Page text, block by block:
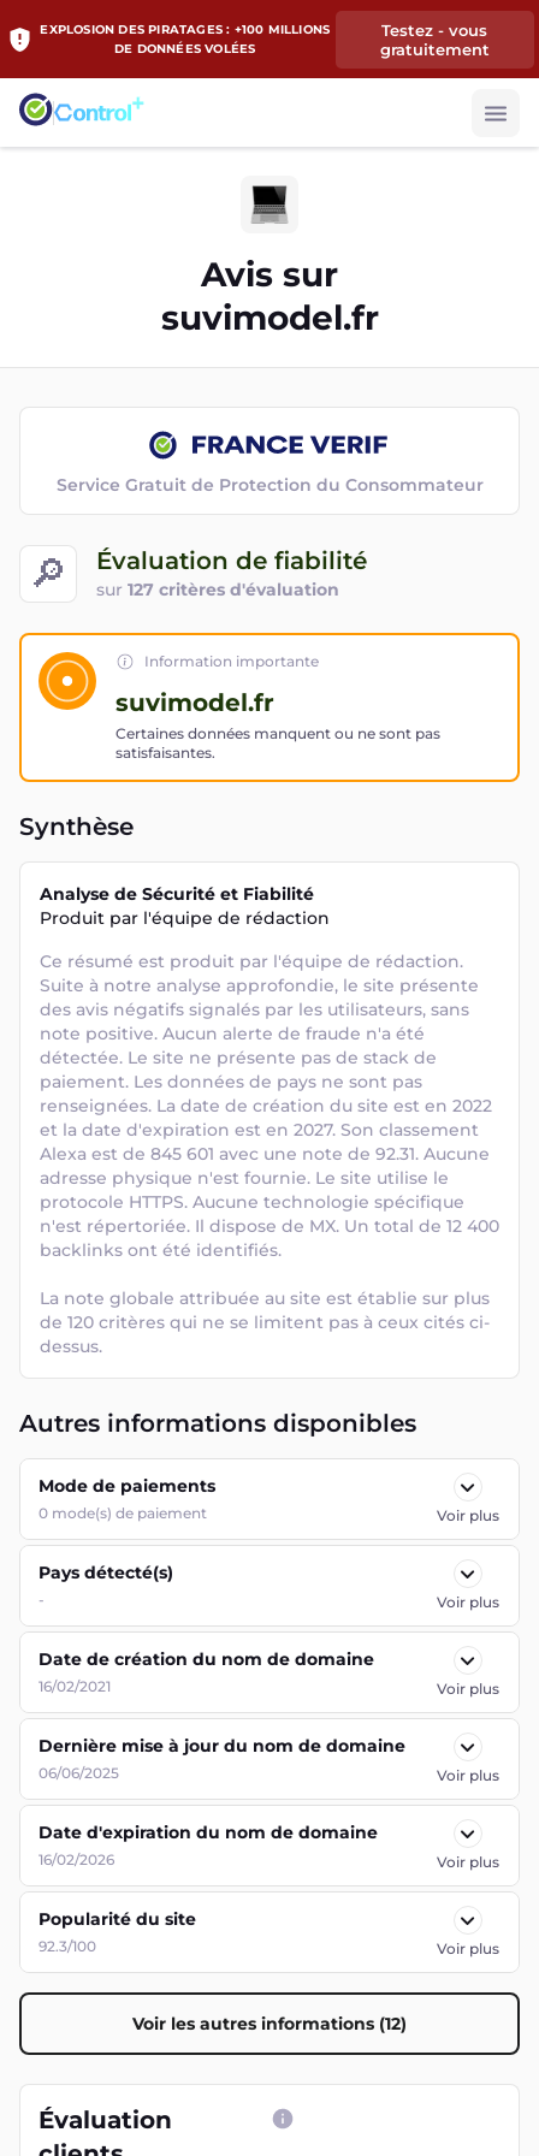
EXPLOSION DES PIRATAGES : +100 MILLIONS
DE DONNÉES VOLÉES
Testez - vous
gratuitement
Avis sur
suvimodel.fr
🔎 Évaluation de fiabilité
sur 127 critères d'évaluation
Service Gratuit de Protection du Consommateur
Information importante
suvimodel.fr
Certaines données manquent ou ne sont pas
satisfaisantes.
Synthèse
Analyse de Sécurité et Fiabilité
Produit par l'équipe de rédaction
Ce résumé est produit par l'équipe de rédaction.
Suite à notre analyse approfondie, le site présente
des avis négatifs signalés par les utilisateurs, sans
note positive. Aucun alerte de fraude n'a été
détectée. Le site ne présente pas de stack de
paiement. Les données de pays ne sont pas
renseignées. La date de création du site est en 2022
et la date d'expiration est en 2027. Son classement
Alexa est de 845 601 avec une note de 92.31. Aucune
adresse physique n'est fournie. Le site utilise le
protocole HTTPS. Aucune technologie spécifique
n'est répertoriée. Il dispose de MX. Un total de 12 400
backlinks ont été identifiés.
La note globale attribuée au site est établie sur plus
de 120 critères qui ne se limitent pas à ceux cités ci-
dessus.
Autres informations disponibles
Mode de paiements
0 mode(s) de paiement Voir plus
Pays détecté(s)
- Voir plus
Date de création du nom de domaine
16/02/2021 Voir plus
Dernière mise à jour du nom de domaine
06/06/2025 Voir plus
Date d'expiration du nom de domaine
16/02/2026 Voir plus
Popularité du site
92.3/100 Voir plus
Voir les autres informations (12)
Évaluation